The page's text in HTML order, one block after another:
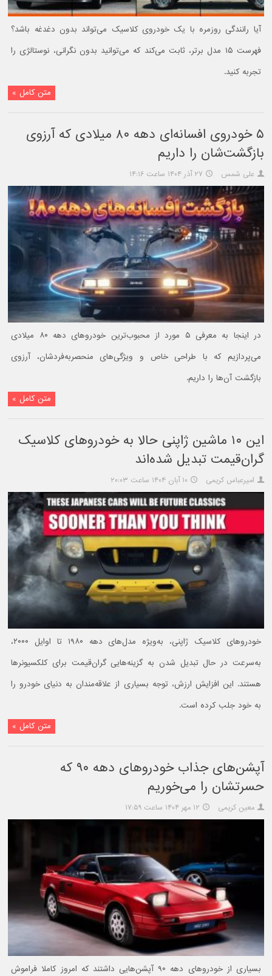
آیا رانندگی روزمره با یک خودروی کلاسیک می‌تواند بدون دغدغه باشد؟
فهرست ۱۵ مدل برتر، ثابت می‌کند که می‌توانید بدون نگرانی، نوستالژی را
تجربه کنید.
متن کامل »
۵ خودروی افسانه‌ای دهه ۸۰ میلادی که آرزوی
بازگشت‌شان را داریم
علی شمس ۲۷ آذر ۱۴۰۴ ساعت ۱۴:۱۶
در اینجا به معرفی ۵ مورد از محبوب‌ترین خودروهای دهه ۸۰ میلادی
می‌پردازیم که با طراحی خاص و ویژگی‌های منحصر‌به‌فردشان، آرزوی
بازگشت آن‌ها را داریم.
متن کامل »
این ۱۰ ماشین ژاپنی حالا به خودروهای کلاسیک
گران‌قیمت تبدیل شده‌اند
امیرعباس کریمی ۱۰ آبان ۱۴۰۴ ساعت ۲۰:۰۳
خودروهای کلاسیک ژاپنی، به‌ویژه مدل‌های دهه ۱۹۸۰ تا اوایل ۲۰۰۰،
به‌سرعت در حال تبدیل شدن به گزینه‌هایی گران‌قیمت برای کلکسیونرها
هستند. این افزایش ارزش، توجه بسیاری از علاقه‌مندان به دنیای خودرو را
به خود جلب کرده است.
متن کامل »
آپشن‌های جذاب خودروهای دهه ۹۰ که
حسرتشان را می‌خوریم
معین کریمی ۱۲ مهر ۱۴۰۴ ساعت ۱۷:۵۹
بسیاری از خودروهای دهه ۹۰ آپشن‌هایی داشتند که امروز کاملا فراموش